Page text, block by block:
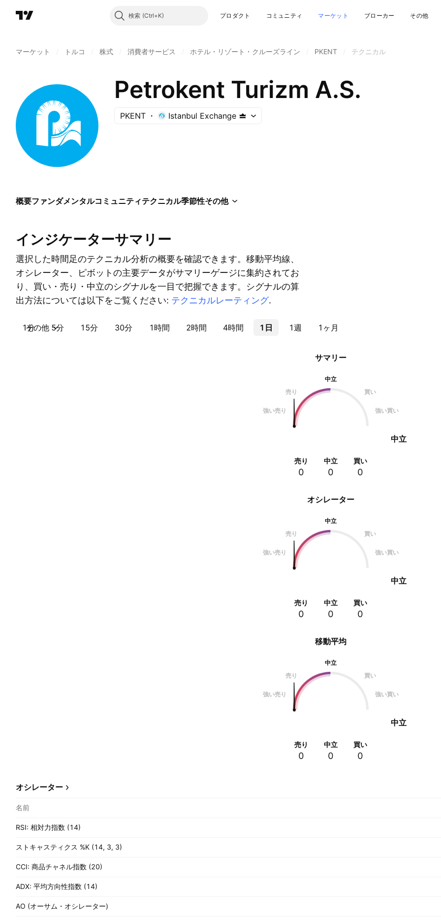
検索 プロダクト コミュニティ マーケット ブローカー その他
マーケット トルコ 株式 消費者サービス ホテル・リゾート・クルーズライン PKENT テクニカル
Petrokent Turizm A.S.
PKENT Istanbul Exchange
概要ファンダメンタルコミュニティテクニカル季節性その他
インジケーターサマリー
選択した時間足のテクニカル分析の概要を確認できます。移動平均線、
オシレーター、ピボットの主要データがサマリーゲージに集約されてお
り、買い・売り・中立のシグナルを一目で把握できます。シグナルの算
出方法については以下をご覧ください: テクニカルレーティング.
1分 5分 15分 30分 1時間 2時間 4時間 1日 1週 1ヶ月
その他
オシレーター
中立
売り
買い
強い売り 強い買い
中立
売り
0
中立
0
買い
0
サマリー
中立
売り
買い
強い売り 強い買い
中立
売り
0
中立
0
買い
0
移動平均
中立
売り
買い
強い売り 強い買い
中立
売り
0
中立
0
買い
0
オシレーター
名前
RSI: 相対力指数 (14)
ストキャスティクス %K (14, 3, 3)
CCI: 商品チャネル指数 (20)
ADX: 平均方向性指数 (14)
AO (オーサム・オシレーター)